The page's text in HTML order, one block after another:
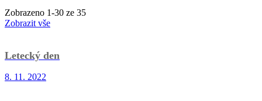
Zobrazeno 1-30 ze 35
Zobrazit vše
Letecký den
8. 11. 2022